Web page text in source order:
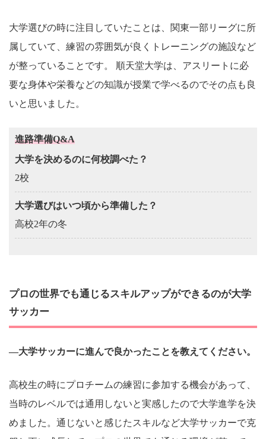
大学選びの時に注目していたことは、関東一部リーグに所
属していて、練習の雰囲気が良くトレーニングの施設など
が整っていることです。 順天堂大学は、アスリートに必
要な身体や栄養などの知識が授業で学べるのでその点も良
いと思いました。
進路準備Q&A
大学を決めるのに何校調べた？
2校
大学選びはいつ頃から準備した？
高校2年の冬
プロの世界でも通じるスキルアップができるのが大学
サッカー
―大学サッカーに進んで良かったことを教えてください。
高校生の時にプロチームの練習に参加する機会があって、
当時のレベルでは通用しないと実感したので大学進学を決
めました。通じないと感じたスキルなど大学サッカーで克